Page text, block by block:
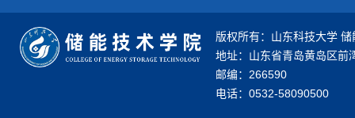
版权所有：山东科技大学
地址：山东省青岛黄岛区前
邮编：266590
电话：0532-58090500